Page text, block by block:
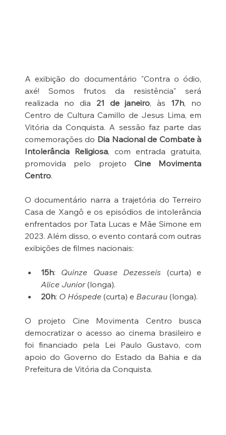
A exibição do documentário "Contra o ódio,
axé! Somos frutos da resistência" será
realizada no dia 21 de janeiro, às 17h, no
Centro de Cultura Camillo de Jesus Lima, em
Vitória da Conquista. A sessão faz parte das
comemorações do Dia Nacional de Combate à
Intolerância Religiosa, com entrada gratuita,
promovida pelo projeto Cine Movimenta
Centro.
O documentário narra a trajetória do Terreiro
Casa de Xangô e os episódios de intolerância
enfrentados por Tata Lucas e Mãe Simone em
2023. Além disso, o evento contará com outras
exibições de filmes nacionais:
15h: Quinze Quase Dezesseis
Alice Junior (longa).
20h: O Hóspede (curta) e Bacurau (longa).
O projeto Cine Movimenta Centro busca
democratizar o acesso ao cinema brasileiro e
foi financiado pela Lei Paulo Gustavo, com
apoio do Governo do Estado da Bahia​ e da
Prefeitura de Vitória da Conquista.